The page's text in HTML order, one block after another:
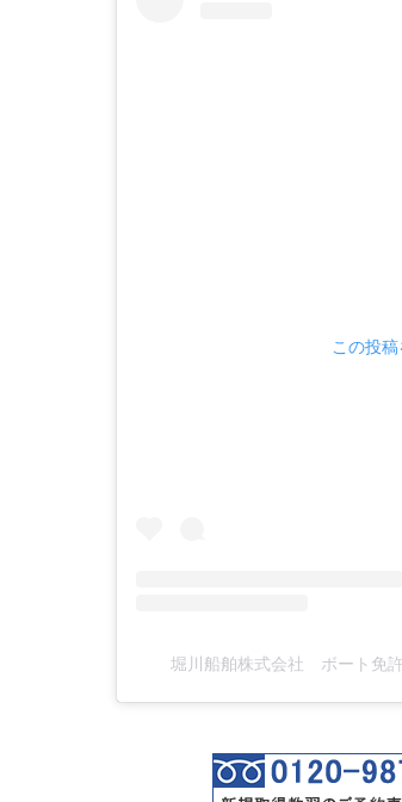
この投
堀川船舶株式会社 ボート免